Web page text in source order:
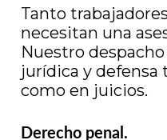
Tanto
necesitan una
Nuestro
jurídica y defensa
como en juicios.
Derecho penal.